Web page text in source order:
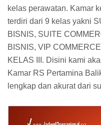
kelas perawatan. Kamar
terdiri dari 9 kelas yakni
BISNIS, SUITE
BISNIS, VIP
KELAS III. Disini kami
Kamar RS Pertamina
lengkap dan akurat dari